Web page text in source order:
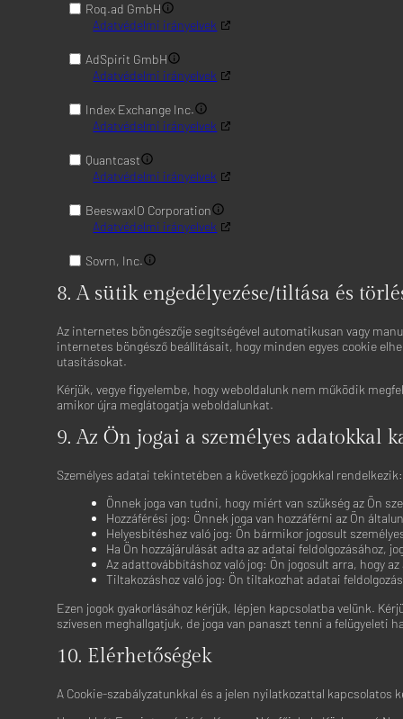
Roq.ad GmbH
Adatvédelmi irányelvek
AdSpirit GmbH
Adatvédelmi irányelvek
Index Exchange Inc.
Adatvédelmi irányelvek
Quantcast
Adatvédelmi irányelvek
BeeswaxIO Corporation
Adatvédelmi irányelvek
Sovrn, Inc.
Adatvédelmi irányelvek
RTB House S.A.
N.Rich Technologies Inc.
Adatvédelmi irányelvek
Adatvédelmi irányelvek
Nexxen Inc.
Adatvédelmi irányelvek
Epsilon
Adatvédelmi irányelvek
Yahoo EMEA Limited
Adatvédelmi irányelvek
Venatus Media Limited
ADventori SAS
8. A sütik engedélyezése/tiltása és
Az internetes böngészője segítségével automatikusan vagy
internetes böngésző beállításait, hogy minden egyes cookie
utasításokat.
Kérjük, vegye figyelembe, hogy weboldalunk nem működik
amikor újra meglátogatja weboldalunkat.
9. Az Ön jogai a személyes adatokkal
Személyes adatai tekintetében a következő jogokkal rendelkezik:
Önnek joga van tudni, hogy miért van szükség az Ön
Hozzáférési jog: Önnek joga van hozzáférni az Ön
Helyesbítéshez való jog: Ön bármikor jogosult
Ha Ön hozzájárulását adta az adatai feldolgozásához,
Az adattovábbításhoz való jog: Ön jogosult arra, hogy
Tiltakozáshoz való jog: Ön tiltakozhat adatai
Ezen jogok gyakorlásához kérjük, lépjen kapcsolatba velünk.
szívesen meghallgatjuk, de joga van panaszt tenni a felügyeleti
10. Elérhetőségek
A Cookie-szabályzatunkkal és a jelen nyilatkozattal